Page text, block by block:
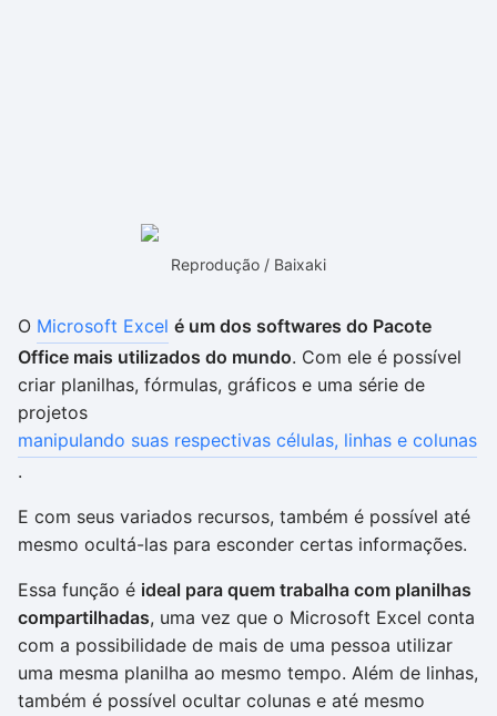
Reprodução / Baixaki
O Microsoft Excel é um dos softwares do Pacote
Office mais utilizados do mundo. Com ele é possível
criar planilhas, fórmulas, gráficos e uma série de
projetos
manipulando suas respectivas células, linhas e colunas
.
E com seus variados recursos, também é possível até
mesmo ocultá-las para esconder certas informações.
Essa função é ideal para quem trabalha com planilhas
compartilhadas, uma vez que o Microsoft Excel conta
com a possibilidade de mais de uma pessoa utilizar
uma mesma planilha ao mesmo tempo. Além de linhas,
também é possível ocultar colunas e até mesmo